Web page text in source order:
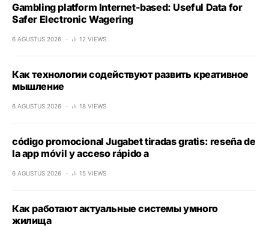
Gambling platform Internet-based: Useful Data for
Safer Electronic Wagering
6 AGUSTUS 2026 12 VIEWS
Как технологии содействуют развить креативное
мышление
6 AGUSTUS 2026 18 VIEWS
código promocional Jugabet tiradas gratis: reseña de
la app móvil y acceso rápido a
6 AGUSTUS 2026 15 VIEWS
Как работают актуальные системы умного
жилища